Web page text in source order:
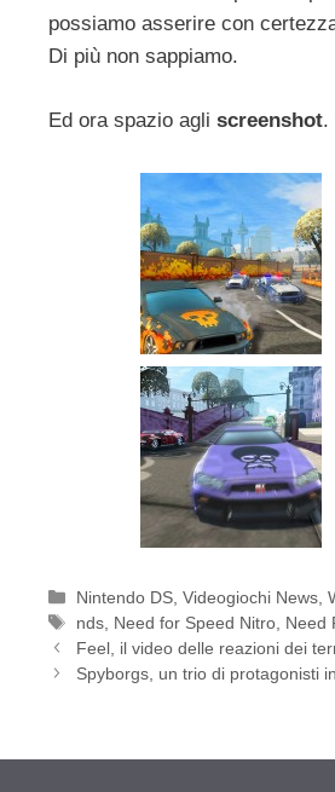
possiamo asserire con
Di più non sappiamo.
Ed ora spazio agli screenshot.
Categorie
Nintendo DS ,Videogiochi News ,
Tag
nds Need for Speed Nitro Need
Feel, il video delle reazioni dei
Spyborgs, un trio di protagonisti